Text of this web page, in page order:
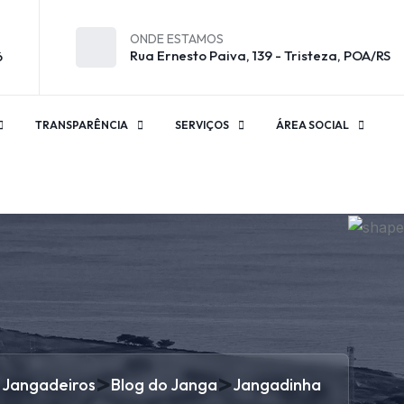
ONDE ESTAMOS
Rua Ernesto Paiva, 139 - Tristeza, POA/RS
TRANSPARÊNCIA SERVIÇOS ÁREA SOCIAL
>Blog do Janga>Jangadinha